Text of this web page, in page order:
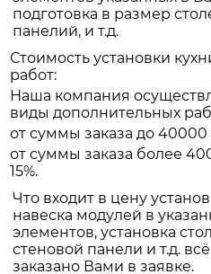
подготовка в размер
панелий, и т.д.
Стоимость установки
работ:
Наша компания
виды дополнительных
от суммы заказа до 40000
от суммы заказа более
15%.
Что входит в цену
навеска модулей в
элементов, установка
стеновой панели и т.д.
заказано Вами в заявке.